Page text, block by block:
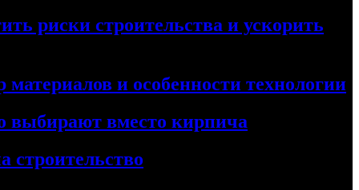
риски строительства и ускорить
и особенности технологии
выбирают вместо кирпича
строительство